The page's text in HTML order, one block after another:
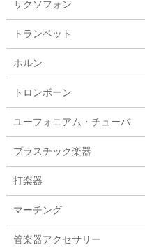
サクソフォン
トランペット
ホルン
トロンボーン
ユーフォニアム・チューバ
プラスチック楽器
打楽器
マーチング
管楽器アクセサリー